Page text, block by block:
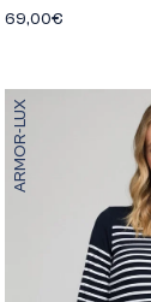
69,00€
ARMOR-LUX